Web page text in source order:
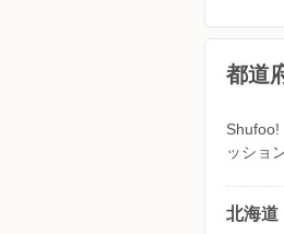
都道
Shufoo!
ッショ
北海道